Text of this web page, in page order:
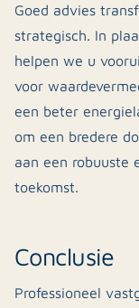
Goed advies
strategisch. In
helpen we u
voor
een beter
om een bredere
aan een robuuste
toekomst.
Conclusie
Professioneel